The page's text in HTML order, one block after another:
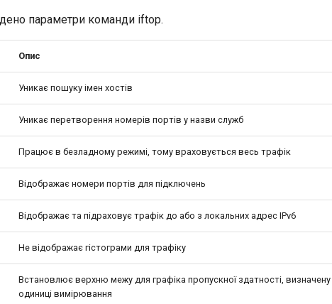
параметри команди iftop.
Опис
Уникає пошуку імен хостів
Уникає перетворення номерів портів у назви служб
Працює в безладному режимі, тому враховується весь трафік
Відображає номери портів для підключень
Відображає та підраховує трафік до або з локальних адрес IPv6
Не відображає гістограми для трафіку
Встановлює верхню межу для графіка пропускної здатності, визначену
одиниці вимірювання